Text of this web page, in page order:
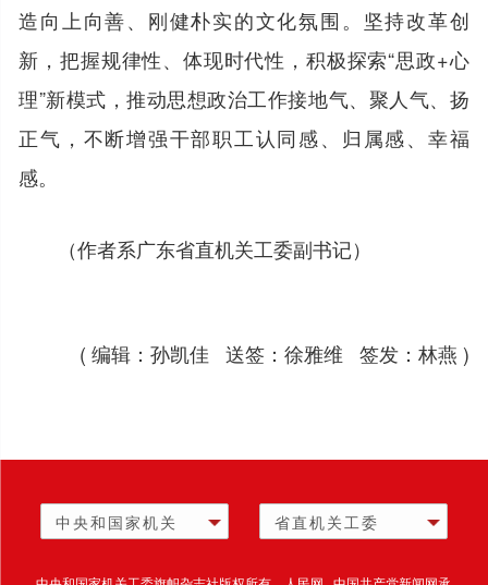
造向上向善、刚健朴实的文化氛围。坚持改革创
新，把握规律性、体现时代性，积极探索“思政+心
理”新模式，推动思想政治工作接地气、聚人气、扬
正气，不断增强干部职工认同感、归属感、幸福
感。
（作者系广东省直机关工委副书记）
( 编辑：孙凯佳 送签：徐雅维 签发：林燕 )
中央和国家机关 省直机关工委